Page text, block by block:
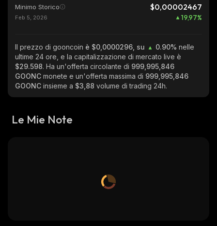
Minimo Storico $0,00002467
Feb 5, 2026 19,97%
Il prezzo di gooncoin è $0,0000296, su 0.90% nelle
ultime 24 ore, e la capitalizzazione di mercato live è
$29.598. Ha un'offerta circolante di 999,995,846
GOONC monete e un'offerta massima di 999,995,846
GOONC insieme a $3,88 volume di trading 24h.
Le Mie Note